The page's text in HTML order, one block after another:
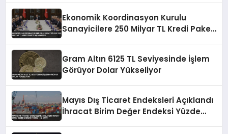
Ekonomik Koordinasyon Kurulu
Sanayicilere 250 Milyar TL Kredi Paketi
Gram Altın 6125 TL Seviyesinde İşlem
Görüyor Dolar Yükseliyor
Mayıs Dış Ticaret Endeksleri Açıklandı
İhracat Birim Değer Endeksi Yüzde